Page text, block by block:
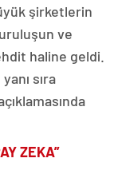
şirketlerin
ve
haline geldi.
sıra
ZEKA”